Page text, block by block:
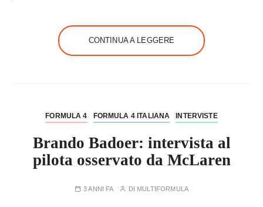
CONTINUA A LEGGERE
FORMULA 4 FORMULA 4 ITALIANA INTERVISTE
Brando Badoer: intervista al
pilota osservato da McLaren
3 ANNI FA DI MULTIFORMULA